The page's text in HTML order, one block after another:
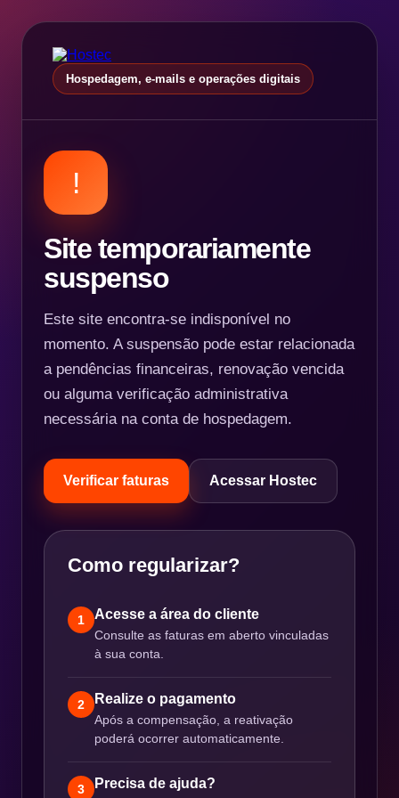
Hospedagem, e-mails e operações digitais
!
Site temporariamente
suspenso
Este site encontra-se indisponível no
momento. A suspensão pode estar relacionada
a pendências financeiras, renovação vencida
ou alguma verificação administrativa
necessária na conta de hospedagem.
Verificar faturas Acessar Hostec
Como regularizar?
1 Acesse a área do cliente
Consulte as faturas em aberto vinculadas
à sua conta.
2 Realize o pagamento
Após a compensação, a reativação
poderá ocorrer automaticamente.
3 Precisa de ajuda?